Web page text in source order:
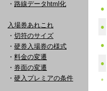
・ 路線データhtml化
入場券あれこれ
・ 切符のサイズ
・ 硬券入場券の様式
・ 料金の変遷
・ 券面の変遷
・ 硬入プレミアの条件
●
●
●
●
*